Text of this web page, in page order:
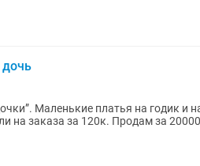
Маленькие платья на годик и
мамы 42-44. Сшили на заказа за 120к.